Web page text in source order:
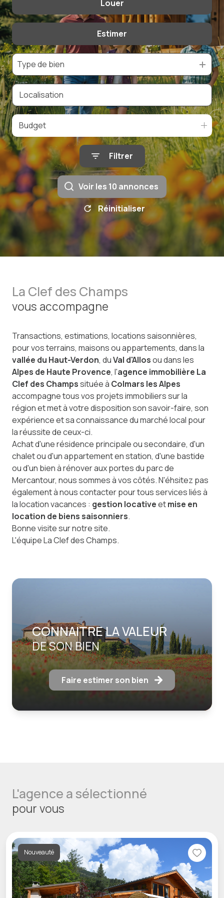
De l'immo pro
Louer
Estimer
Type de bien
Budget
Filtrer
Voir les 10 annonces
Réinitialiser
CONNAITRE LA VALEUR
DE SON BIEN
Faire estimer son bien
La Clef des Champs
vous accompagne
Transactions, estimations, locations saisonnières,
pour vos terrains, maisons ou appartements, dans la
vallée du Haut-Verdon, duVal d'Allosou dans les
Alpes de Haute Provence, l'agence immobilière La
Clef des Champssituée à Colmars les Alpes
accompagne tous vos projets immobiliers sur la
région et met à votre disposition son savoir-faire, son
expérience et sa connaissance du marché local pour
la réussite de ceux-ci.
Achat d'une résidence principale ou secondaire, d'un
chalet ou d'un appartement en station, d'une bastide
ou d'un bien à rénover aux portes du parc de
Mercantour, nous sommes à vos côtés. N'éhsitez pas
également à nous contacter pour tous services liés à
la location vacances : gestion locativeetmise en
location de biens saisonniers.
Bonne visite sur notre site.
L'équipe La Clef des Champs.
L'agence a sélectionné
pour vous
Nouveauté